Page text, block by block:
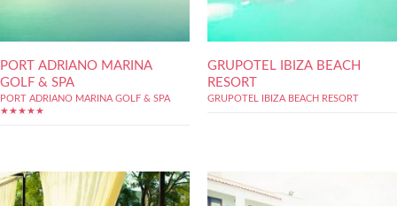
PORT ADRIANO MARINA
GOLF & SPA
PORT ADRIANO MARINA GOLF & SPA
★★★★★
GRUPOTEL IBIZA BEACH
RESORT
GRUPOTEL IBIZA BEACH RESORT